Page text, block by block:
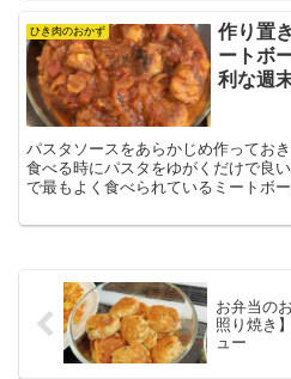
ひき肉のおかず
作り置
ートボ
利な週
パスタソースをあらかじめ作ってお
食べる時にパスタをゆがくだけで良
で最もよく食べられているミートボ
ミートボールがゴロゴロ入っている
お弁当の
照り焼き
ュー